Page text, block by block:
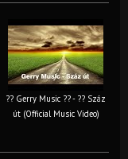
?? Gerry Music ?? - ?? Száz
út (Official Music Video)